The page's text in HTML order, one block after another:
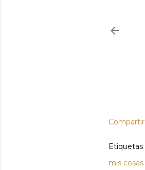
Compartir
Etiquetas
mis cosas